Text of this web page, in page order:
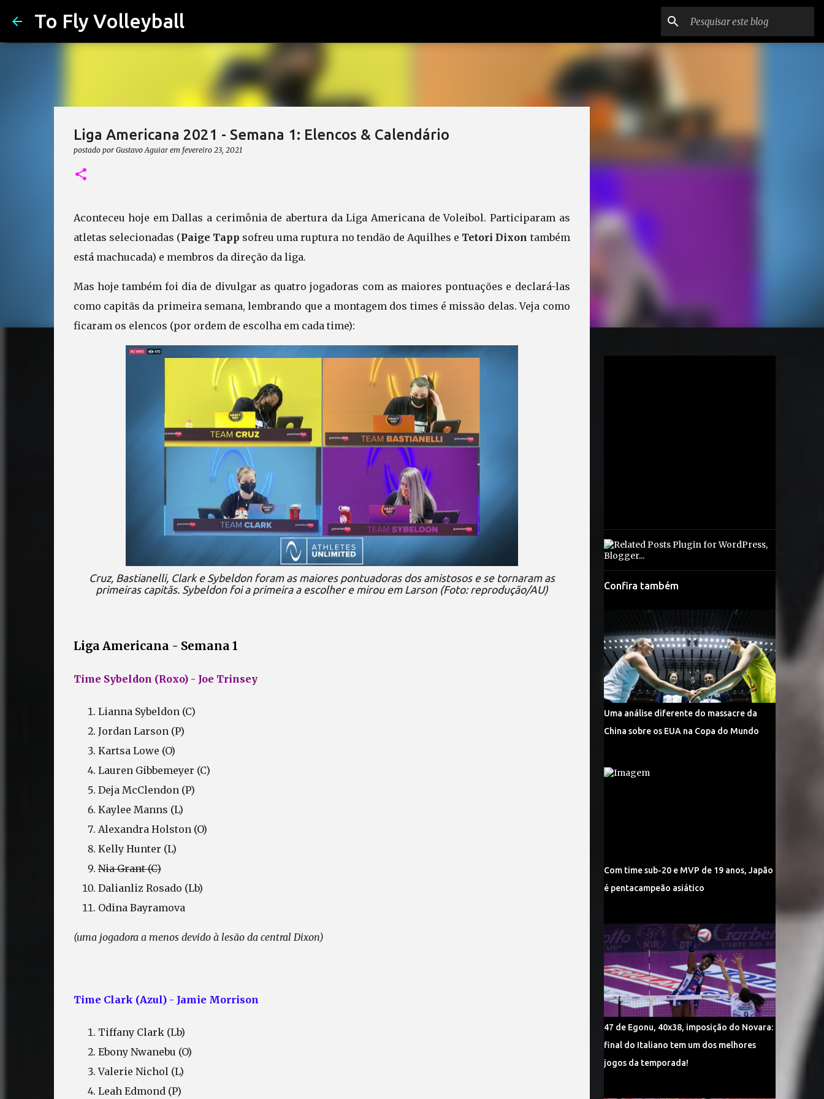
To Fly Volleyball
Liga Americana 2021 - Semana 1: Elencos & Calendário
postado por Gustavo Aguiar em fevereiro 23, 2021
Aconteceu hoje em Dallas a cerimônia de abertura da Liga Americana de Voleibol. Participaram as
atletas selecionadas (Paige Tapp sofreu uma ruptura no tendão de Aquilhes e Tetori Dixon também
está machucada) e membros da direção da liga.
Mas hoje também foi dia de divulgar as quatro jogadoras com as maiores pontuações e declará-las
como capitãs da primeira semana, lembrando que a montagem dos times é missão delas. Veja como
ficaram os elencos (por ordem de escolha em cada time):
Cruz, Bastianelli, Clark e Sybeldon foram as maiores pontuadoras dos amistosos e se tornaram as
primeiras capitãs. Sybeldon foi a primeira a escolher e mirou em Larson (Foto: reprodução/AU)
Liga Americana - Semana 1
Time Sybeldon (Roxo) - Joe Trinsey
Lianna Sybeldon (C)
Jordan Larson (P)
Kartsa Lowe (O)
Lauren Gibbemeyer (C)
Deja McClendon (P)
Kaylee Manns (L)
Alexandra Holston (O)
Kelly Hunter (L)
Nia Grant (C)
Dalianliz Rosado (Lb)
Odina Bayramova
(uma jogadora a menos devido à lesão da central Dixon)
Time Clark (Azul) - Jamie Morrison
Tiffany Clark (Lb)
Ebony Nwanebu (O)
Valerie Nichol (L)
Leah Edmond (P)
Confira também
Uma análise diferente do massacre da
China sobre os EUA na Copa do Mundo
Com time sub-20 e MVP de 19 anos, Japão
é pentacampeão asiático
47 de Egonu, 40x38, imposição do Novara:
final do Italiano tem um dos melhores
jogos da temporada!